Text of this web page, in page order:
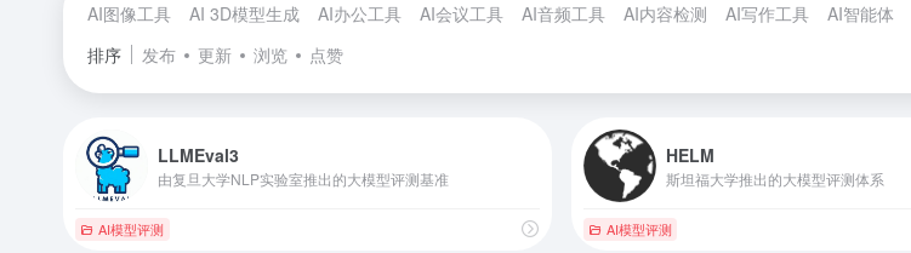
AI图像工具 AI 3D模型生成 AI办公工具 AI会议工具 AI音频工具 AI内容检测 AI写作工具 AI智能体
排序
发布 更新 浏览 点赞
LLMEval3
由复旦大学NLP实验室推出的大模型评测基准
AI模型评测
HELM
斯坦福大学推出的大模型评测体系
AI模型评测